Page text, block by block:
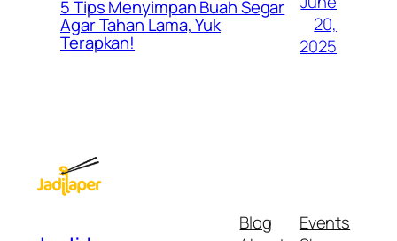
5 Tips Menyimpan Buah Segar
Agar Tahan Lama, Yuk
Terapkan!
20,
2025
Blog
Events